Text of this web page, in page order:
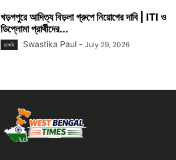
খড়গপুরে আদিত্য বিড়লা গ্রুপে নিয়োগের দাবি | ITI ও
ডিপ্লোমা প্রার্থীদের...
চাকরি Swastika Paul - July 29, 2026